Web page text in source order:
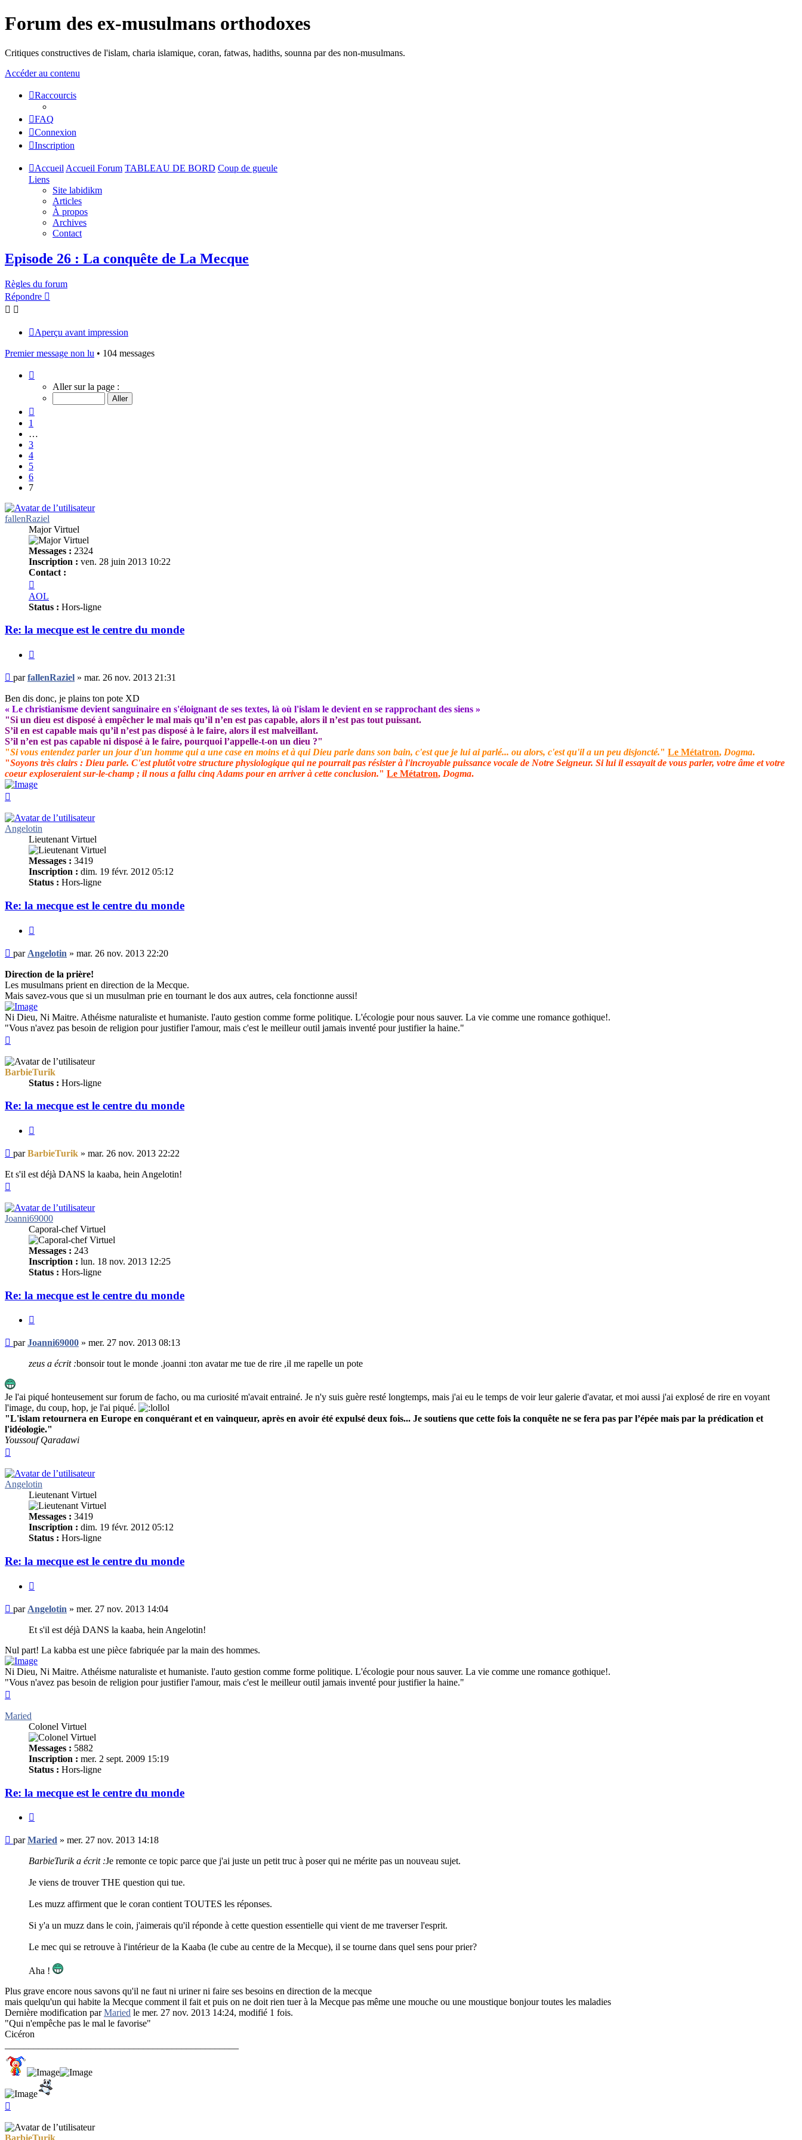
Forum des ex-musulmans orthodoxes
Critiques constructives de l'islam, charia islamique, coran, fatwas, hadiths, sounna par des non-musulmans.
Accéder au contenu
Raccourcis
FAQ
Connexion
Inscription
Accueil Accueil Forum TABLEAU DE BORD Coup de gueule
Liens
Site labidikm
Articles
À propos
Archives
Contact
Episode 26 : La conquête de La Mecque
Règles du forum
Répondre
Aperçu avant impression
Premier message non lu • 104 messages
sur
Aller sur la page :
1
…
3
4
5
6
7
fallenRaziel
Major Virtuel
Messages : 2324
Inscription : ven. 28 juin 2013 10:22
Contact :
fallenRaziel
AOL
Status : Hors-ligne
Re: la mecque est le centre du monde
Message
non
lu
parfallenRaziel » mar. 26 nov. 2013 21:31
Ben dis donc, je plains ton pote XD
« Le christianisme devient sanguinaire en s'éloignant de ses textes, là où l'islam le devient en se rapprochant des siens »
"Si un dieu est disposé à empêcher le mal mais qu’il n’en est pas capable, alors il n’est pas tout puissant.
S’il en est capable mais qu’il n’est pas disposé à le faire, alors il est malveillant.
S’il n’en est pas capable ni disposé à le faire, pourquoi l’appelle-t-on un dieu ?"
"Si vous entendez parler un jour d'un homme qui a une case en moins et à qui Dieu parle dans son bain, c'est que je lui ai parlé... ou alors, c'est qu'il a un peu disjoncté." Le Métatron, Dogma.
"Soyons très clairs : Dieu parle. C'est plutôt votre structure physiologique qui ne pourrait pas résister à l'incroyable puissance vocale de Notre Seigneur. Si lui il essayait de vous parler, votre âme et votre
coeur exploseraient sur-le-champ ; il nous a fallu cinq Adams pour en arriver à cette conclusion." Le Métatron, Dogma.
Angelotin
Lieutenant Virtuel
Messages : 3419
Inscription : dim. 19 févr. 2012 05:12
Status : Hors-ligne
Re: la mecque est le centre du monde
Message
non
lu
par Angelotin » mar. 26 nov. 2013 22:20
Direction de la prière!
Les musulmans prient en direction de la Mecque.
Mais savez-vous que si un musulman prie en tournant le dos aux autres, cela fonctionne aussi!
Ni Dieu, Ni Maitre. Athéisme naturaliste et humaniste. l'auto gestion comme forme politique. L'écologie pour nous sauver. La vie comme une romance gothique!.
"Vous n'avez pas besoin de religion pour justifier l'amour, mais c'est le meilleur outil jamais inventé pour justifier la haine."
BarbieTurik
Status : Hors-ligne
Re: la mecque est le centre du monde
Message
non
lu
parBarbieTurik » mar. 26 nov. 2013 22:22
Et s'il est déjà DANS la kaaba, hein Angelotin!
Joanni69000
Caporal-chef Virtuel
Messages : 243
Inscription : lun. 18 nov. 2013 12:25
Status : Hors-ligne
Re: la mecque est le centre du monde
Message
non
parJoanni69000 » mer. 27 nov. 2013 08:13
zeus a écrit :bonsoir tout le monde .joanni :ton avatar me tue de rire ,il me rapelle un pote
Je l'ai piqué honteusement sur forum de facho, ou ma curiosité m'avait entrainé. Je n'y suis guère resté longtemps, mais j'ai eu le temps de voir leur galerie d'avatar, et moi aussi j'ai explosé de rire en voyant
l'image, du coup, hop, je l'ai piqué.
"L'islam retournera en Europe en conquérant et en vainqueur, après en avoir été expulsé deux fois... Je soutiens que cette fois la conquête ne se fera pas par l’épée mais par la prédication et
l'idéologie."
Youssouf Qaradawi
Angelotin
Lieutenant Virtuel
Messages : 3419
Inscription : dim. 19 févr. 2012 05:12
Status : Hors-ligne
Re: la mecque est le centre du monde
Message
non
par Angelotin » mer. 27 nov. 2013 14:04
Et s'il est déjà DANS la kaaba, hein Angelotin!
Nul part! La kabba est une pièce fabriquée par la main des hommes.
Ni Dieu, Ni Maitre. Athéisme naturaliste et humaniste. l'auto gestion comme forme politique. L'écologie pour nous sauver. La vie comme une romance gothique!.
"Vous n'avez pas besoin de religion pour justifier l'amour, mais c'est le meilleur outil jamais inventé pour justifier la haine."
Maried
Colonel Virtuel
Messages : 5882
Inscription : mer. 2 sept. 2009 15:19
Status : Hors-ligne
Re: la mecque est le centre du monde
Message
non
parMaried » mer. 27 nov. 2013 14:18
BarbieTurik a écrit :Je remonte ce topic parce que j'ai juste un petit truc à poser qui ne mérite pas un nouveau sujet.
Je viens de trouver THE question qui tue.
Les muzz affirment que le coran contient TOUTES les réponses.
Si y'a un muzz dans le coin, j'aimerais qu'il réponde à cette question essentielle qui vient de me traverser l'esprit.
Le mec qui se retrouve à l'intérieur de la Kaaba (le cube au centre de la Mecque), il se tourne dans quel sens pour prier?
Aha !
Plus grave encore nous savons qu'il ne faut ni uriner ni faire ses besoins en direction de la mecque
mais quelqu'un qui habite la Mecque comment il fait et puis on ne doit rien tuer à la Mecque pas même une mouche ou une moustique bonjour toutes les maladies
Dernière modification parMaried le mer. 27 nov. 2013 14:24, modifié 1 fois.
"Qui n'empêche pas le mal le favorise"
Cicéron